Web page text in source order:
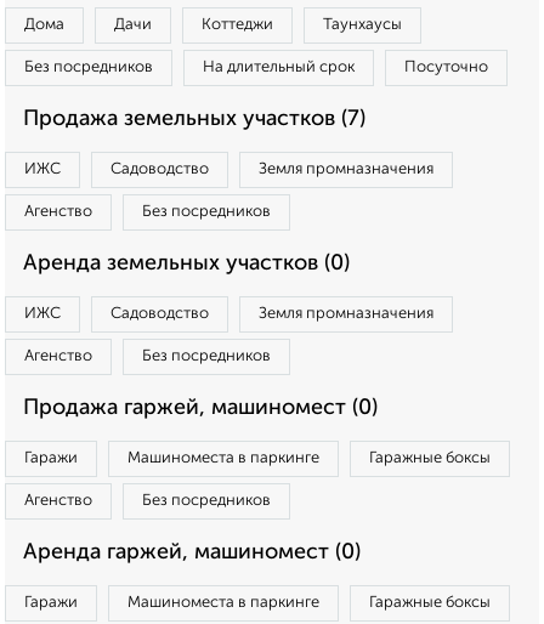
Дома Дачи Коттеджи Таунхаусы
Без посредников На длительный срок Посуточно
Продажа земельных участков (7)
ИЖС Садоводство Земля промназначения
Агенство Без посредников
Аренда земельных участков (0)
ИЖС Садоводство Земля промназначения
Агенство Без посредников
Продажа гаржей, машиномест (0)
Гаражи Машиноместа в паркинге Гаражные боксы
Агенство Без посредников
Аренда гаржей, машиномест (0)
Гаражи Машиноместа в паркинге Гаражные боксы